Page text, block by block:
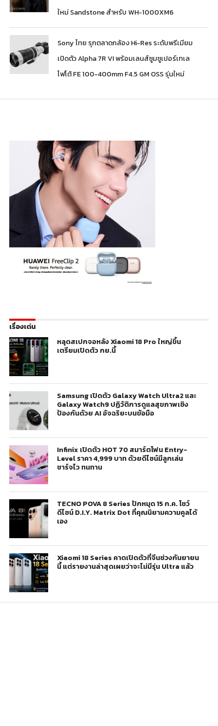
ใหม่ Sandstone สำหรับ WH-1000XM6
Sony ไทย รุกตลาดกล้อง Hi-Res ระดับพรีเมียม
เปิดตัว Alpha 7R VI พร้อมเลนส์ซูมซูเปอร์เทเล
โฟโต้ FE 100-400mm F4.5 GM OSS รุ่นใหม่
เรื่องเด่น
หลุดสเปกจอหลัง Xiaomi 18 Pro ใหญ่ขึ้น
เตรียมเปิดตัว กย.นี้
Samsung เปิดตัว Galaxy Watch Ultra2 และ
Galaxy Watch9 ปฏิวัติการดูแลสุขภาพเชิง
ป้องกันด้วย AI อัจฉริยะบนข้อมือ
Infinix เปิดตัว HOT 70 สมาร์ตโฟน Entry-
Level ราคา 4,999 บาท ด้วยดีไซน์มีลูกเล่น
ชาร์จไว ทนทาน
TECNO POVA 8 Series ปักหมุด 15 ก.ค. โชว์
ดีไซน์ D.I.Y. Matrix Dot ที่คุณนิยามความคูลได้
เอง
Xiaomi 18 Series คาดเปิดตัวที่จีนช่วงกันยายน
นี้ แต่รายงานล่าสุดเผยว่าจะไม่มีรุ่น Ultra แล้ว